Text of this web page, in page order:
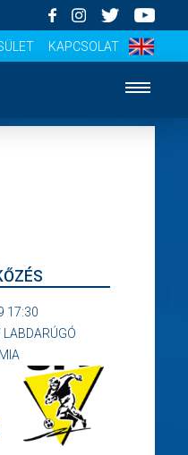
KAPCSOLAT
17:30
LABDARÚGÓ